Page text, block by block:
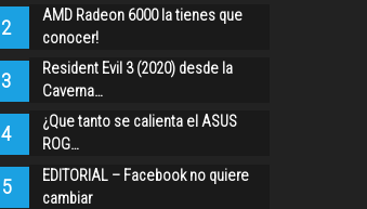
2
AMD Radeon 6000 la tienes que
conocer!
3
Resident Evil 3 (2020) desde la
Caverna…
4
¿Que tanto se calienta el ASUS
ROG…
5
EDITORIAL – Facebook no quiere
cambiar